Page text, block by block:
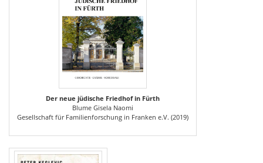
Der neue jüdische Friedhof in Fürth
Blume Gisela Naomi
Gesellschaft für Familienforschung in Franken e.V. (2019)